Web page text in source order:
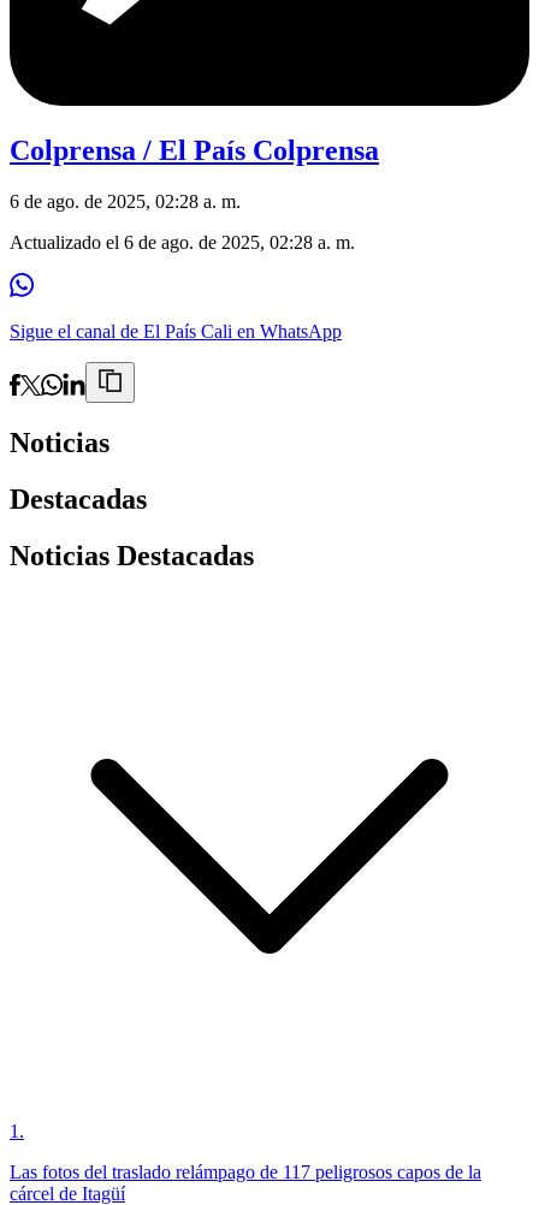
Colprensa / El País Colprensa
6 de ago. de 2025, 02:28 a. m.
Actualizado el 6 de ago. de 2025, 02:28 a. m.
Sigue el canal de El País Cali en WhatsApp
Noticias
Destacadas
Noticias Destacadas
1 .
Las fotos del traslado relámpago de 117 peligrosos capos de la
cárcel de Itagüí